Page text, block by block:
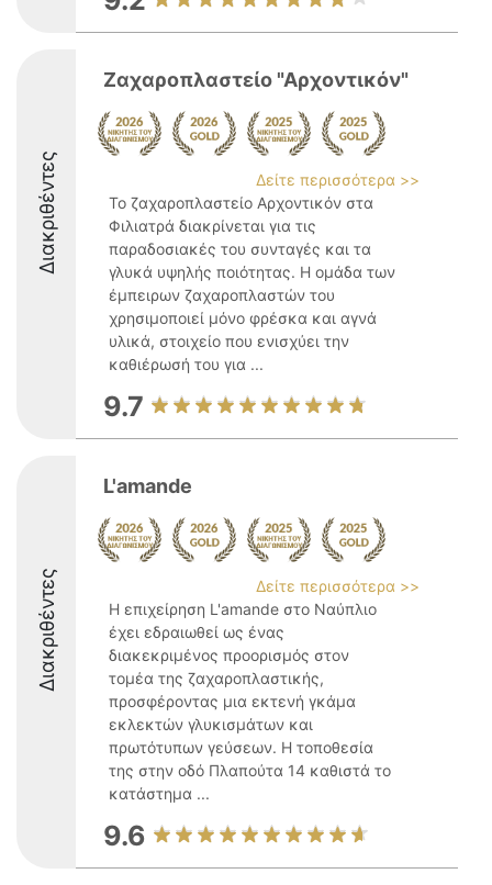
Διακριθέντες
Ζαχαροπλαστείο "Αρχοντικόν"
Δείτε περισσότερα >>
Το ζαχαροπλαστείο Αρχοντικόν στα
Φιλιατρά διακρίνεται για τις
παραδοσιακές του συνταγές και τα
γλυκά υψηλής ποιότητας. Η ομάδα των
έμπειρων ζαχαροπλαστών του
χρησιμοποιεί μόνο φρέσκα και αγνά
υλικά, στοιχείο που ενισχύει την
καθιέρωσή του για ...
9.7
Διακριθέντες
L'amande
Δείτε περισσότερα >>
Η επιχείρηση L'amande στο Ναύπλιο
έχει εδραιωθεί ως ένας
διακεκριμένος προορισμός στον
τομέα της ζαχαροπλαστικής,
προσφέροντας μια εκτενή γκάμα
εκλεκτών γλυκισμάτων και
πρωτότυπων γεύσεων. Η τοποθεσία
της στην οδό Πλαπούτα 14 καθιστά το
κατάστημα ...
9.6